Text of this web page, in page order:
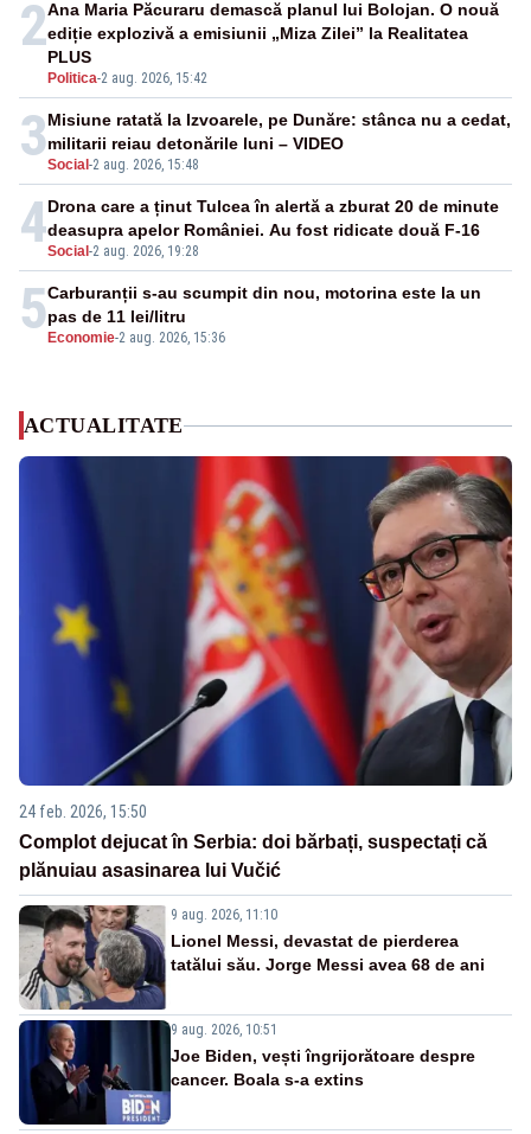
2
Politica-2 aug. 2026, 15:42
Ana Maria Păcuraru demască planul lui Bolojan. O nouă
ediție explozivă a emisiunii „Miza Zilei” la Realitatea
PLUS
3Social -2 aug. 2026, 15:48
Misiune ratată la Izvoarele, pe Dunăre: stânca nu a cedat,
militarii reiau detonările luni – VIDEO
4Social -2 aug. 2026, 19:28
Drona care a ținut Tulcea în alertă a zburat 20 de minute
deasupra apelor României. Au fost ridicate două F-16
5 Economie-2 aug. 2026, 15:36
Carburanții s-au scumpit din nou, motorina este la un
pas de 11 lei/litru
ACTUALITATE
24 feb. 2026, 15:50
Complot dejucat în Serbia: doi bărbați, suspectați că
plănuiau asasinarea lui Vučić
9 aug. 2026, 11:10
Lionel Messi, devastat de pierderea
tatălui său. Jorge Messi avea 68 de ani
9 aug. 2026, 10:51
Joe Biden, vești îngrijorătoare despre
cancer. Boala s-a extins